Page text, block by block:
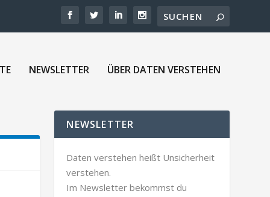
NEWSLETTER ÜBER DATEN VERSTEHEN
NEWSLETTER
Daten verstehen heißt Unsicherheit
verstehen.
Im Newsletter bekommst du